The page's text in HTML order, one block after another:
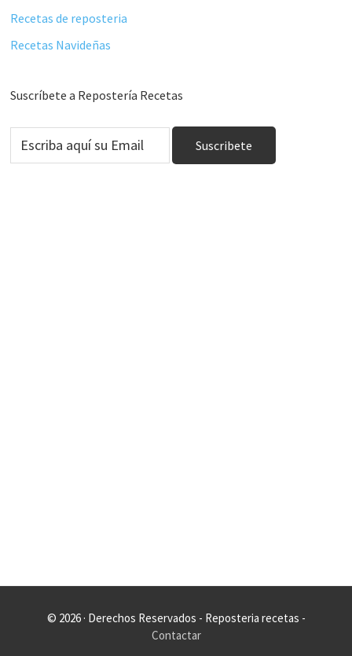
Recetas de reposteria
Recetas Navideñas
Suscríbete a Repostería Recetas
© 2026 · Derechos Reservados - Reposteria recetas -
Contactar